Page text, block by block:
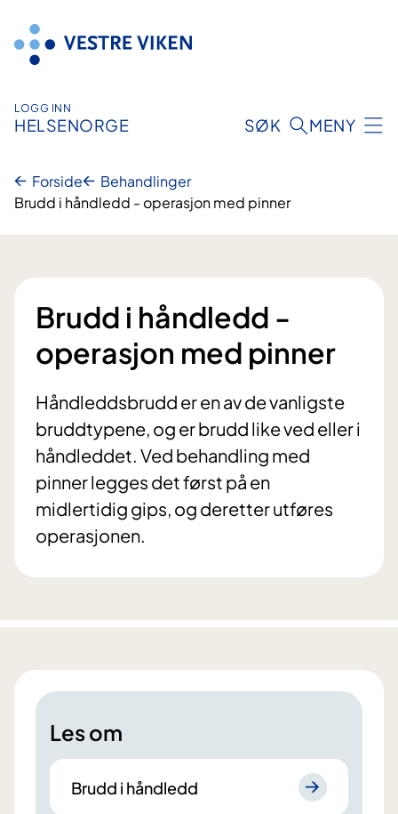
innhold
LOGG INN
HELSENORGE SØK MENY
Forside
Behandlinger
Brudd i håndledd - operasjon med pinner
Brudd i håndledd -
operasjon med pinner
Håndleddsbrudd er en av de vanligste
bruddtypene, og er brudd like ved eller i
håndleddet. Ved behandling med
pinner legges det først på en
midlertidig gips, og deretter utføres
operasjonen.
Les om
Brudd i håndledd